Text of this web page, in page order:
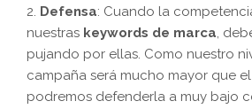
Defensa: Cuando la
nuestras keywords de marca,
pujando por ellas. Como nuestro
campaña será mucho mayor que
podremos defenderla a muy bajo